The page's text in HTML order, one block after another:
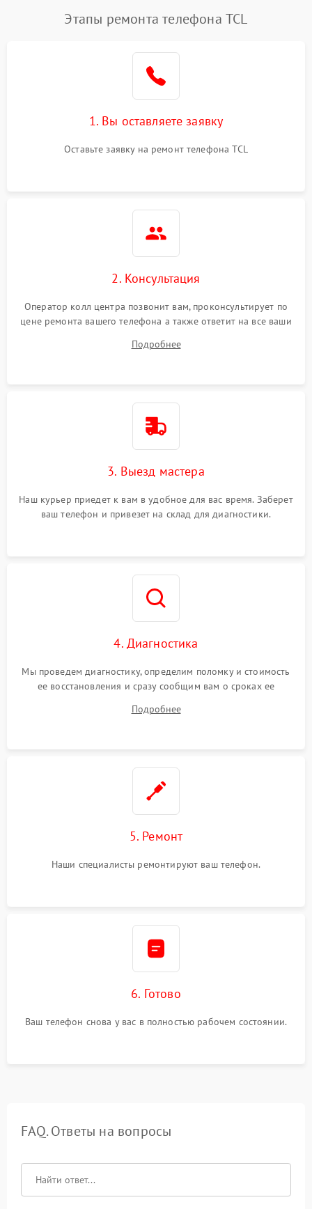
Этапы ремонта телефона TCL
1. Вы оставляете заявку
Оставьте заявку на ремонт телефона TCL
2. Консультация
Оператор колл центра позвонит вам, проконсультирует по
цене ремонта вашего телефона а также ответит на все ваши
Подробнее
3. Выезд мастера
Наш курьер приедет к вам в удобное для вас время. Заберет
ваш телефон и привезет на склад для диагностики.
4. Диагностика
Мы проведем диагностику, определим поломку и стоимость
ее восстановления и сразу сообщим вам о сроках ее
Подробнее
5. Ремонт
Наши специалисты ремонтируют ваш телефон.
6. Готово
Ваш телефон снова у вас в полностью рабочем состоянии.
FAQ. Ответы на вопросы